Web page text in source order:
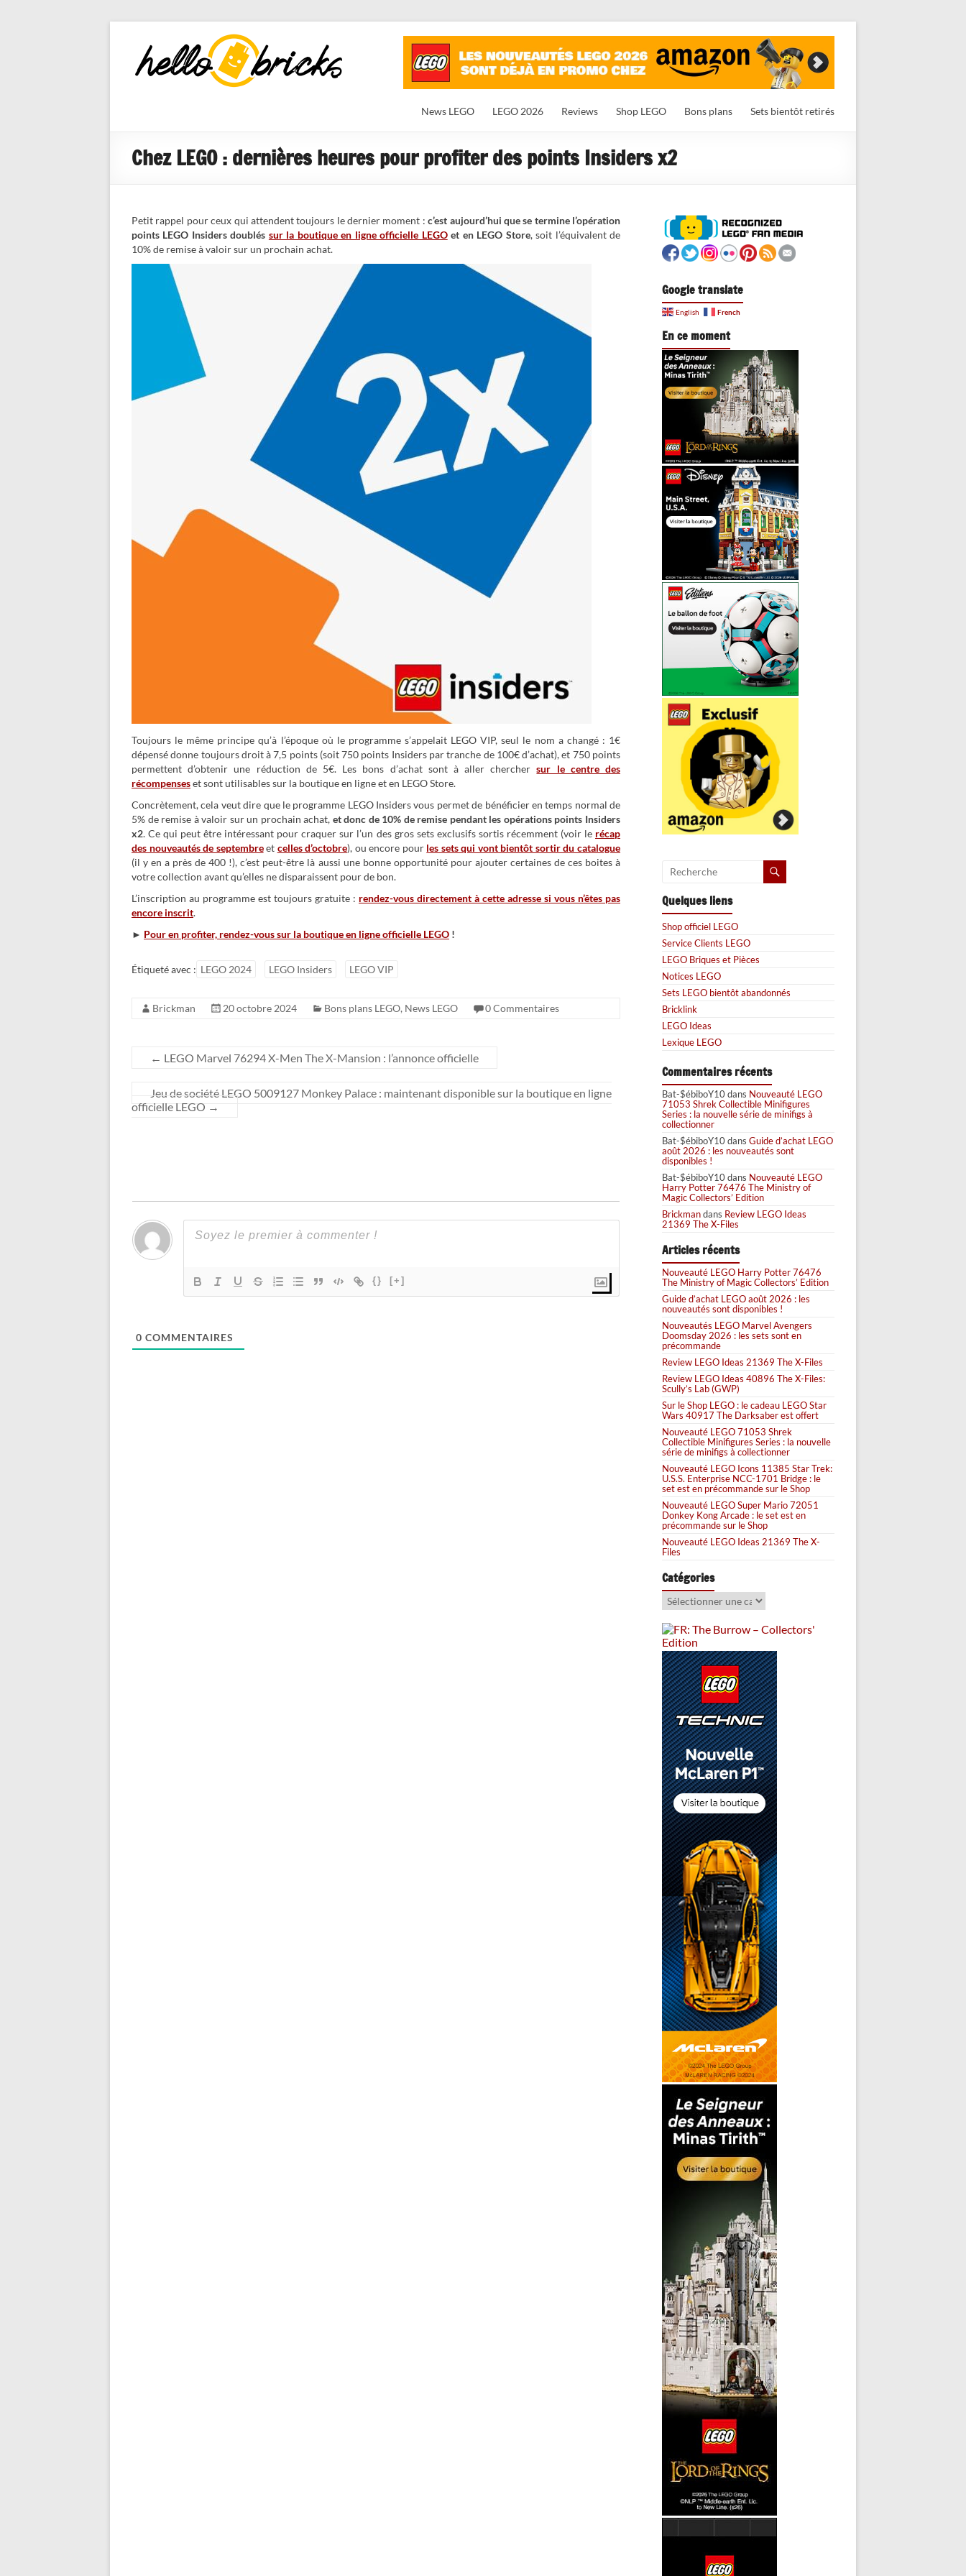
HelloBricks
Blog LEGO,
nouveaut�s
News LEGO LEGO 2026 Reviews Shop LEGO Bons plans Sets bientôt retirés
Chez LEGO : dernières heures pour profiter des points Insiders x2
Petit rappel pour ceux qui attendent toujours le dernier moment :c’est aujourd’hui que se termine l’opération
points LEGO Insiders doublés sur la boutique en ligne officielle LEGOet en LEGO Store, soit l’équivalent de
10% de remise à valoir sur un prochain achat.
Toujours le même principe qu’à l’époque où le programme s’appelait LEGO VIP, seul le nom a changé : 1€
dépensé donne toujours droit à 7,5 points (soit 750 points Insiders par tranche de 100€ d’achat), et 750 points
permettent d’obtenir une réduction de 5€. Les bons d’achat sont à aller cherchersur le centre des
récompenseset sont utilisables sur la boutique en ligne et en LEGO Store.
Concrètement, cela veut dire que le programme LEGO Insiders vous permet de bénéficier en temps normal de
5% de remise à valoir sur un prochain achat, et donc de 10% de remise pendant les opérations points Insiders
x2. Ce qui peut être intéressant pour craquer sur l’un des gros sets exclusifs sortis récemment (voir le récap
des nouveautés de septembreet celles d’octobre), ou encore pour les sets qui vont bientôt sortir du catalogue
(il y en a près de 400 !), c’est peut-être là aussi une bonne opportunité pour ajouter certaines de ces boites à
votre collection avant qu’elles ne disparaissent pour de bon.
L’inscription au programme est toujours gratuite : rendez-vous directement à cette adresse si vous n’êtes pas
encore inscrit.
► Pour en profiter, rendez-vous sur la boutique en ligne officielle LEGO !
Étiqueté avec : LEGO 2024 LEGO Insiders LEGO VIP
Brickman 20 octobre 2024 Bons plans LEGO, News LEGO 0 Commentaires
← LEGO Marvel 76294 X-Men The X-Mansion : l’annonce officielle
Jeu de société LEGO 5009127 Monkey Palace : maintenant disponible sur la boutique en ligne
officielle LEGO →
{} [+]
0 COMMENTAIRES
Google translate
English French
En ce moment
Quelques liens
Shop officiel LEGO
Service Clients LEGO
LEGO Briques et Pièces
Notices LEGO
Sets LEGO bientôt abandonnés
Bricklink
LEGO Ideas
Lexique LEGO
Commentaires récents
Bat-$ébiboY10dans Nouveauté LEGO
71053 Shrek Collectible Minifigures
Series : la nouvelle série de minifigs à
collectionner
Bat-$ébiboY10dans Guide d’achat LEGO
août 2026 : les nouveautés sont
disponibles !
Bat-$ébiboY10dans Nouveauté LEGO
Harry Potter 76476 The Ministry of
Magic Collectors’ Edition
Brickmandans Review LEGO Ideas
21369 The X-Files
Articles récents
Nouveauté LEGO Harry Potter 76476
The Ministry of Magic Collectors’ Edition
Guide d’achat LEGO août 2026 : les
nouveautés sont disponibles !
Nouveautés LEGO Marvel Avengers
Doomsday 2026 : les sets sont en
précommande
Review LEGO Ideas 21369 The X-Files
Review LEGO Ideas 40896 The X-Files:
Scully’s Lab (GWP)
Sur le Shop LEGO : le cadeau LEGO Star
Wars 40917 The Darksaber est offert
Nouveauté LEGO 71053 Shrek
Collectible Minifigures Series : la nouvelle
série de minifigs à collectionner
Nouveauté LEGO Icons 11385 Star Trek:
U.S.S. Enterprise NCC-1701 Bridge : le
set est en précommande sur le Shop
Nouveauté LEGO Super Mario 72051
Donkey Kong Arcade : le set est en
précommande sur le Shop
Nouveauté LEGO Ideas 21369 The X-
Files
Catégories
Catégories